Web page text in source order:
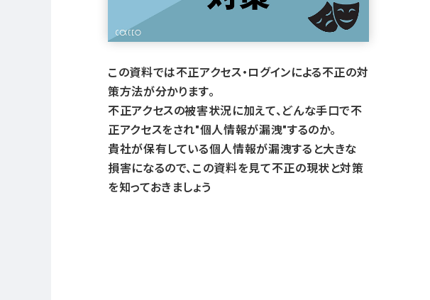
この資料では不正アクセス・ログインによる不正の対
策方法が分かります。
不正アクセスの被害状況に加えて、どんな手口で不
正アクセスをされ"個人情報が漏洩"するのか。
貴社が保有している個人情報が漏洩すると大きな
損害になるので、この資料を見て不正の現状と対策
を知っておきましょう